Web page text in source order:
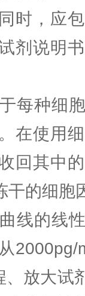
时，应
剂说明
每种细
在使用
回其中
干的细胞
线的线
2000pg/
放大试